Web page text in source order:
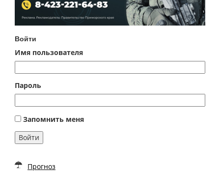
Войти
Имя пользователя
Пароль
Запомнить меня
Войти
Прогноз